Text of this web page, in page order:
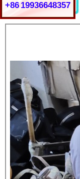
+86 19936648357